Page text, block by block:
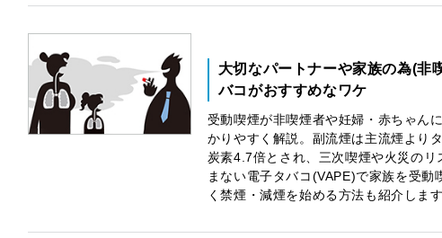
大切なパートナーや家族の為(非
バコがおすすめなワケ
受動喫煙が非喫煙者や妊婦・赤ちゃん
かりやすく解説。副流煙は主流煙より
炭素4.7倍とされ、三次喫煙や火災のリ
まない電子タバコ(VAPE)で家族を受動
く禁煙・減煙を始める方法も紹介します